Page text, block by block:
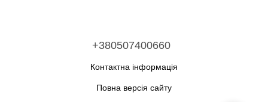
+380507400660
Контактна інформація
Повна версія сайту